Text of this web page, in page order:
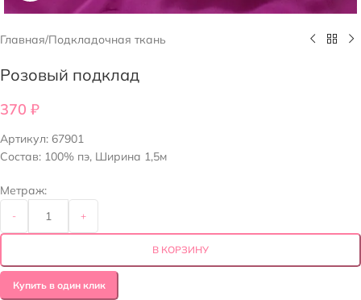
Главная/Подкладочная ткань
Розовый подклад
370 ₽
Артикул: 67901
Состав: 100% пэ, Ширина 1,5м
Метраж:
- +
В КОРЗИНУ
Купить в один клик